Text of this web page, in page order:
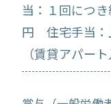
当：１回につ
円 住宅手
（賃貸アパー